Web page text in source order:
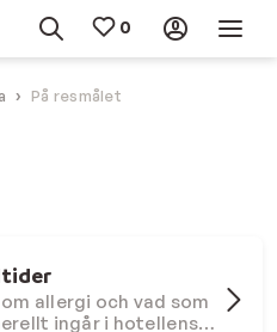
På resmålet
om allergi och vad som
ingår i hotellens